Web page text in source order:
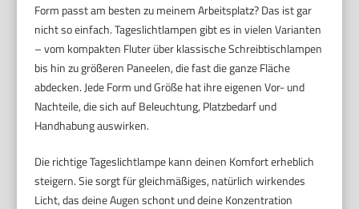
Form passt am besten zu meinem Arbeitsplatz? Das ist gar
nicht so einfach. Tageslichtlampen gibt es in vielen Varianten
– vom kompakten Fluter über klassische Schreibtischlampen
bis hin zu größeren Paneelen, die fast die ganze Fläche
abdecken. Jede Form und Größe hat ihre eigenen Vor- und
Nachteile, die sich auf Beleuchtung, Platzbedarf und
Handhabung auswirken.
Die richtige Tageslichtlampe kann deinen Komfort erheblich
steigern. Sie sorgt für gleichmäßiges, natürlich wirkendes
Licht, das deine Augen schont und deine Konzentration